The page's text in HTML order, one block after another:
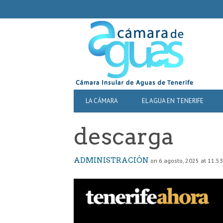
NAVIGATION
PRIMARY
NAVIGATION
LA CÁMARA EL AGUA EN TENERIFE
descarga
ADMINISTRACIÓN on 6 agosto, 2025 at 11:53